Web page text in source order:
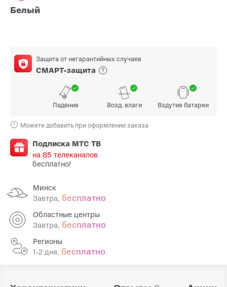
Белый
Защита от негарантийных случаев
СМАРТ-защита
Падение Возд. влаги Вздутие батареи
Можете добавить при оформлении заказа
Подписка МТС ТВ
на 85 телеканалов
бесплатно!
Минск
Завтра, бесплатно
Областные центры
Завтра, бесплатно
Регионы
1-2 дня, бесплатно